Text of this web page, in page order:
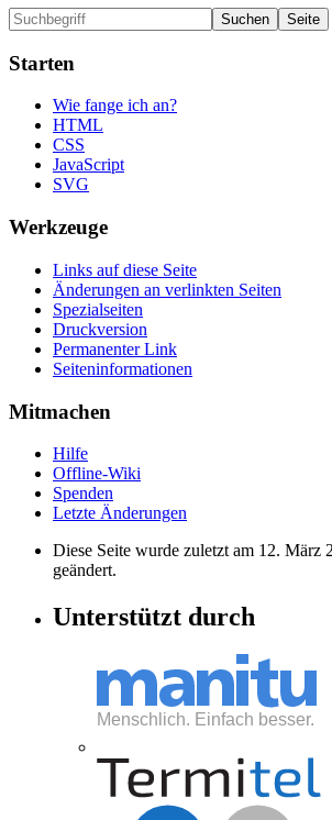
Starten
Wie fange ich an?
HTML
CSS
JavaScript
SVG
Werkzeuge
Links auf diese Seite
Änderungen an verlinkten Seiten
Spezialseiten
Druckversion
Permanenter Link
Seiten­informationen
Mitmachen
Hilfe
Offline-Wiki
Spenden
Letzte Änderungen
Diese Seite wurde zuletzt am 12. März
geändert.
Unterstützt durch